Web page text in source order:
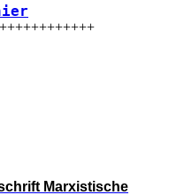
Marxistische